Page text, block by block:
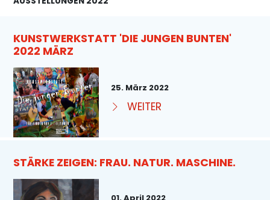
KUNSTWERKSTATT 'DIE JUNGEN BUNTEN'
2022 MÄRZ
25. März 2022
WEITER
STÄRKE ZEIGEN: FRAU. NATUR. MASCHINE.